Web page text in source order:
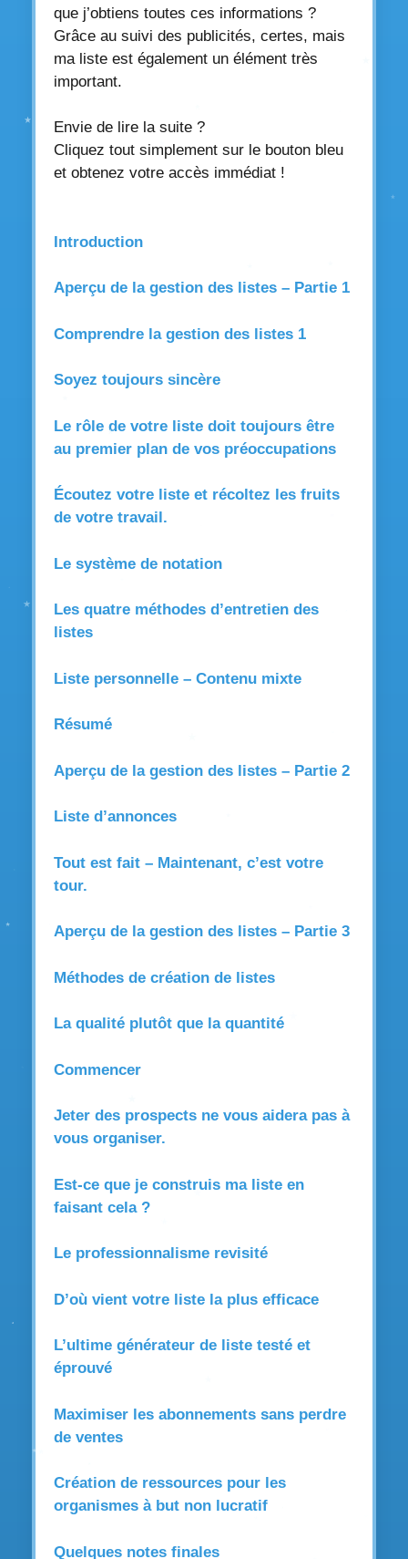
que j’obtiens toutes ces informations ?
Grâce au suivi des publicités, certes, mais
ma liste est également un élément très
important.
Envie de lire la suite ?
Cliquez tout simplement sur le bouton bleu
et obtenez votre accès immédiat !
Introduction
Aperçu de la gestion des listes – Partie 1
Comprendre la gestion des listes 1
Soyez toujours sincère
Le rôle de votre liste doit toujours être
au premier plan de vos préoccupations
Écoutez votre liste et récoltez les fruits
de votre travail.
Le système de notation
Les quatre méthodes d’entretien des
listes
Liste personnelle – Contenu mixte
Résumé
Aperçu de la gestion des listes – Partie 2
Liste d’annonces
Tout est fait – Maintenant, c’est votre
tour.
Aperçu de la gestion des listes – Partie 3
Méthodes de création de listes
La qualité plutôt que la quantité
Commencer
Jeter des prospects ne vous aidera pas à
vous organiser.
Est-ce que je construis ma liste en
faisant cela ?
Le professionnalisme revisité
D’où vient votre liste la plus efficace
L’ultime générateur de liste testé et
éprouvé
Maximiser les abonnements sans perdre
de ventes
Création de ressources pour les
organismes à but non lucratif
Quelques notes finales